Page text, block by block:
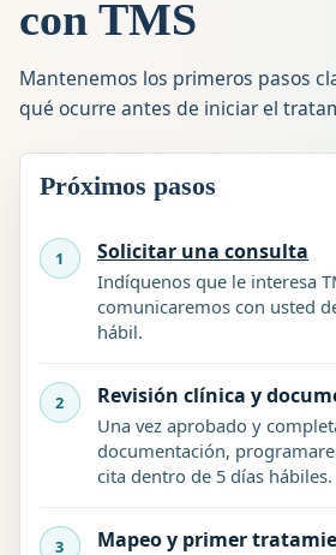
con TMS
Mantenemos los primeros pasos
qué ocurre antes de iniciar el
Próximos pasos
Solicitar una consulta
Indíquenos que le interesa
comunicaremos con usted
hábil.
Revisión clínica y
Una vez aprobado y
documentación,
cita dentro de 5 días hábiles.
Mapeo y primer